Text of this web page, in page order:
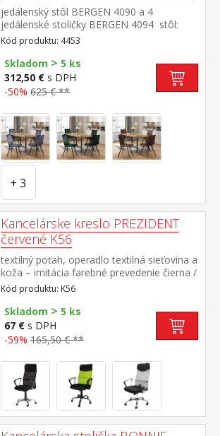
jedálenský stôl BERGEN 4090 a 4
jedálenské stoličky BERGEN 4094 stôl:
doska MDF, farebné prevedenie dub
Wotan kovová konštrukcia, farebné
prevedenie čierna stolička: poťah brúsená
koža – imitácia mikrovlákno, farebné
prevedenie antracitová kovová konštrukcia,
stoličky 51 cm rozmer stola (š/h/v) 140 × 80
× 75 cm rozmer stoličky (š/h/v) 45 × 53 × 88
cm
Kód produktu: 4453
Skladom > 5 ks
312,50 € s DPH
-50% 625 € **
+ 3
Kancelárske kreslo PREZIDENT
červené K56
textilný poťah, operadlo textilná sieťovina a
koža – imitácia farebné prevedenie čierna /
červená chrómovaný kríž, hojdací
mechanizmus výška sedu 45-51
cm odporúčaná nosnosť do 120 kg
Kód produktu: K56
Skladom > 5 ks
67 € s DPH
-59% 165,50 € **